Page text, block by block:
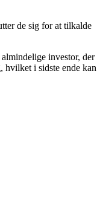
de sig for at tilkalde
investor, der
hvilket i sidste ende kan